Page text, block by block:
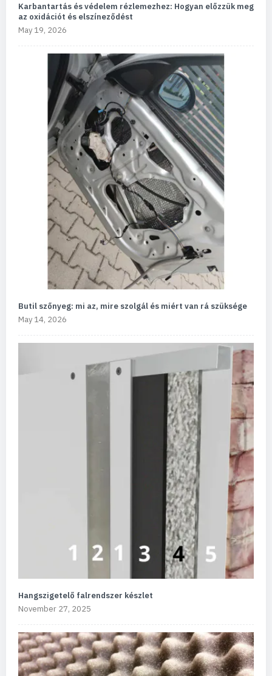
Karbantartás és védelem rézlemezhez: Hogyan előzzük meg
az oxidációt és elszíneződést
May 19, 2026
Butil szőnyeg: mi az, mire szolgál és miért van rá szüksége
May 14, 2026
Hangszigetelő falrendszer készlet
November 27, 2025